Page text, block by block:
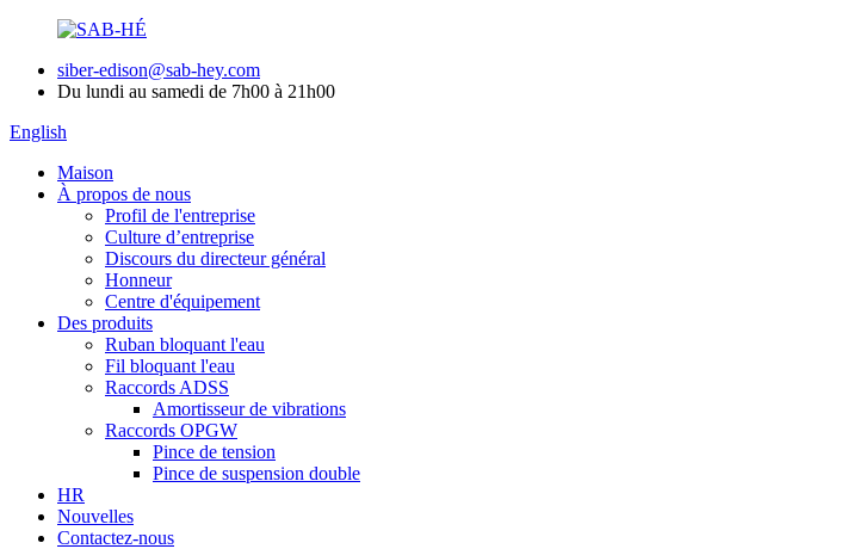
siber-edison@sab-hey.com
Du lundi au samedi de 7h00 à 21h00
English
Maison
À propos de nous
Profil de l'entreprise
Culture d’entreprise
Discours du directeur général
Honneur
Centre d'équipement
Des produits
Ruban bloquant l'eau
Fil bloquant l'eau
Raccords ADSS
Amortisseur de vibrations
Raccords OPGW
Pince de tension
Pince de suspension double
HR
Nouvelles
Contactez-nous